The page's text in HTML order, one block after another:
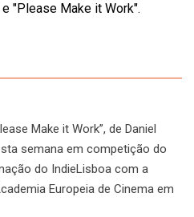
"Please Make it Work".
Make it Work”, de Daniel
semana em competição do
do IndieLisboa com a
Europeia de Cinema em